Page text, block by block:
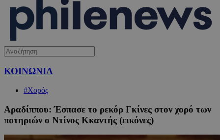
ΚΟΙΝΩΝΙΑ
#Χορός
Αραδίππου: Έσπασε το ρεκόρ Γκίνες στον χορό των
ποτηριών ο Ντίνος Κκαντής (εικόνες)